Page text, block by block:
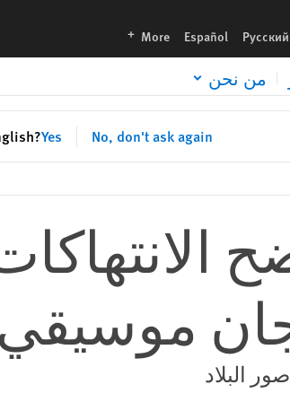
Русский
Español
More
languages
من نحن
Yes No, don't ask again
البلاد